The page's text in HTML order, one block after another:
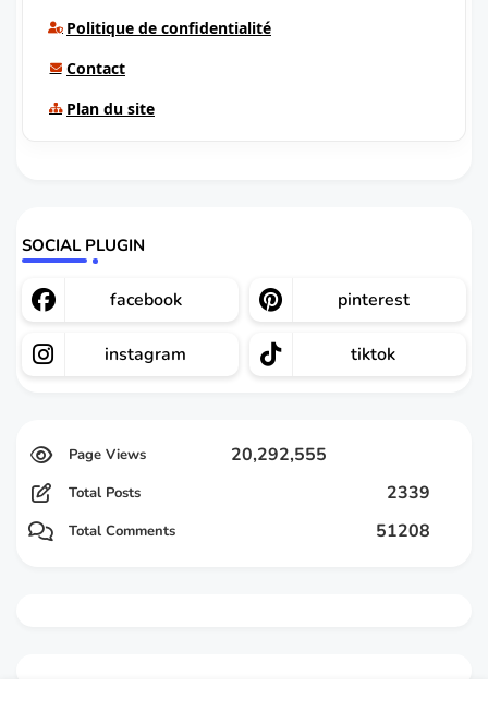
Politique de confidentialité
Contact
Plan du site
SOCIAL PLUGIN
facebook pinterest
instagram tiktok
20,292,555
Total Posts 2339
Total Comments 51208